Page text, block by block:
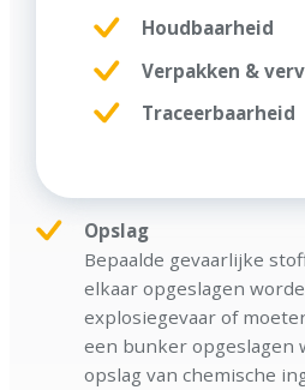
Houdbaarheid
Verpakken &
Traceerbaarheid
Opslag
Bepaalde gevaarlijke
elkaar opgeslagen
explosiegevaar of
een bunker opgeslagen
opslag van chemische